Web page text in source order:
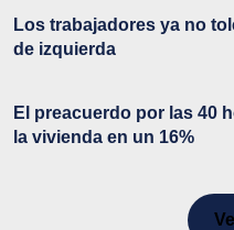
Los trabajadores ya no
de izquierda
El preacuerdo por las 40
la vivienda en un 16%